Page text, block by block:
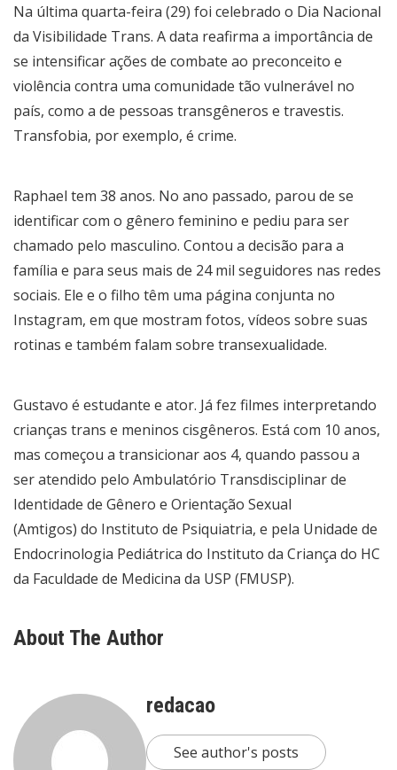
Na última quarta-feira (29) foi celebrado o Dia Nacional
da Visibilidade Trans. A data reafirma a importância de
se intensificar ações de combate ao preconceito e
violência contra uma comunidade tão vulnerável no
país, como a de pessoas transgêneros e travestis.
Transfobia, por exemplo, é crime.
Raphael tem 38 anos. No ano passado, parou de se
identificar com o gênero feminino e pediu para ser
chamado pelo masculino. Contou a decisão para a
família e para seus mais de 24 mil seguidores nas redes
sociais. Ele e o filho têm uma página conjunta no
Instagram, em que mostram fotos, vídeos sobre suas
rotinas e também falam sobre transexualidade.
Gustavo é estudante e ator. Já fez filmes interpretando
crianças trans e meninos cisgêneros. Está com 10 anos,
mas começou a transicionar aos 4, quando passou a
ser atendido pelo Ambulatório Transdisciplinar de
Identidade de Gênero e Orientação Sexual
(Amtigos) do Instituto de Psiquiatria, e pela Unidade de
Endocrinologia Pediátrica do Instituto da Criança do HC
da Faculdade de Medicina da USP (FMUSP).
About The Author
redacao
See author's posts